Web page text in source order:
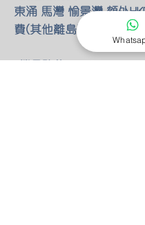
東涌 馬灣 愉景灣 額外
費(其他離島暫不提供服務)
-燈具改位